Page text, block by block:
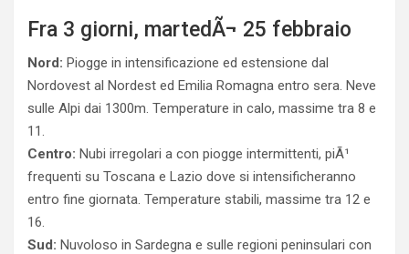
Fra 3 giorni, martedÃ¬ 25 febbraio
Nord: Piogge in intensificazione ed estensione dal
Nordovest al Nordest ed Emilia Romagna entro sera. Neve
sulle Alpi dai 1300m. Temperature in calo, massime tra 8 e
11.
Centro: Nubi irregolari a con piogge intermittenti, piÃ¹
frequenti su Toscana e Lazio dove si intensificheranno
entro fine giornata. Temperature stabili, massime tra 12 e
16.
Sud: Nuvoloso in Sardegna e sulle regioni peninsulari con